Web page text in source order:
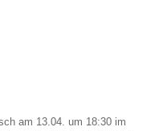
am 13.04. um 18:30 im